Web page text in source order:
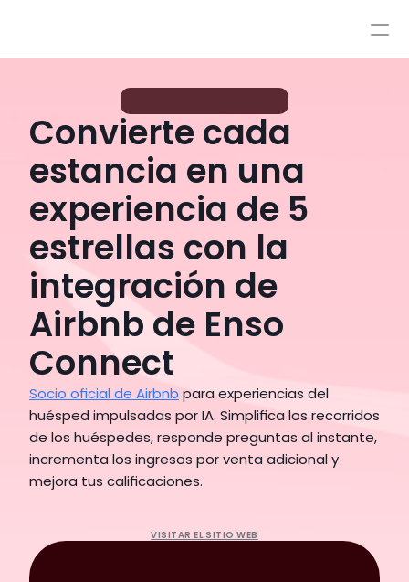
AutoPilot y CoPilot
Flujos de trabajo de IA
Base de Conocimiento
Sandbox
Atención por agentes
Políticas
Estilos y control avanzado
Acceso
Convierte cada
estancia en una
experiencia de 5
estrellas con la
integración de
Airbnb de Enso
Connect
Socio oficial de Airbnb para experiencias del
huésped impulsadas por IA. Simplifica los recorridos
de los huéspedes, responde preguntas al instante,
incrementa los ingresos por venta adicional y
mejora tus calificaciones.
VISITAR EL SITIO WEB